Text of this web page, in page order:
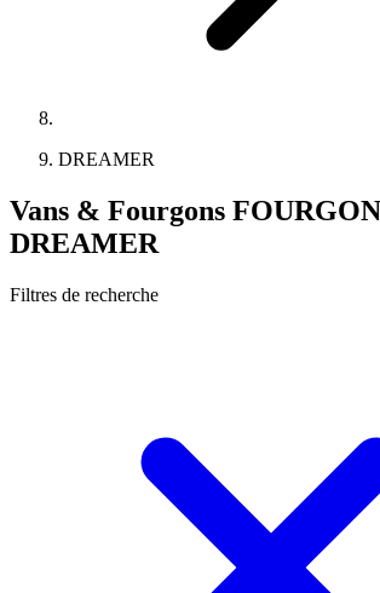
DREAMER
Vans & Fourgons FOURGON
DREAMER
Filtres de recherche